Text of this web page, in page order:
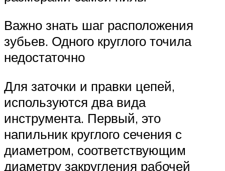
Важно знать шаг расположения
зубьев. Одного круглого точила
недостаточно
Для заточки и правки цепей,
используются два вида
инструмента. Первый, это
напильник круглого сечения с
диаметром, соответствующим
диаметру закругления рабочей